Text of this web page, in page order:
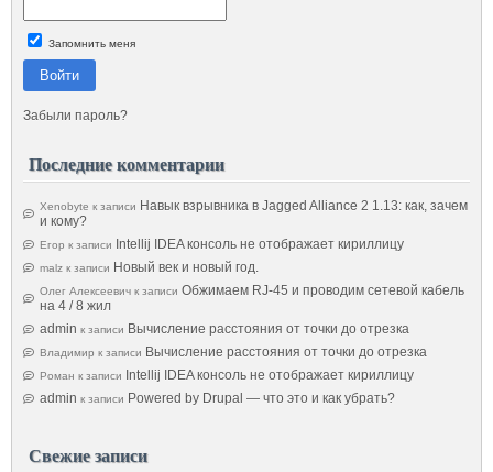
Запомнить меня
Войти
Забыли пароль?
Последние комментарии
Xenobyte к записи Навык взрывника в Jagged Alliance 2 1.13: как, зачем
и кому?
Егор к записи Intellij IDEA консоль не отображает кириллицу
malz к записи Новый век и новый год.
Олег Алексеевич к записи Обжимаем RJ-45 и проводим сетевой кабель
на 4 / 8 жил
admin к записи Вычисление расстояния от точки до отрезка
Владимир к записи Вычисление расстояния от точки до отрезка
Роман к записи
Intellij IDEA консоль не отображает кириллицу
admin к записи Powered by Drupal — что это и как убрать?
Свежие записи